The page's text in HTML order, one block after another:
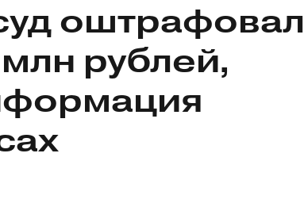
оштрафовал
рублей,